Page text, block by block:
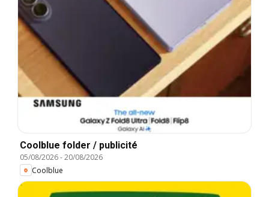
Coolblue folder / publicité
05/08/2026-20/08/2026
Coolblue